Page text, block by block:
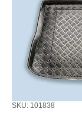
SKU: 101838